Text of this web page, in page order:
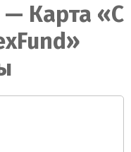
Карта «С